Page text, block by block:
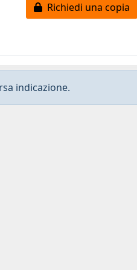
Richiedi una copia
indicazione.